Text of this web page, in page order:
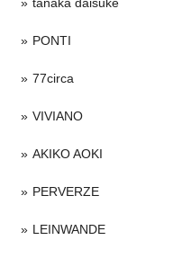
PONTI
77circa
VIVIANO
AKIKO AOKI
PERVERZE
LEINWANDE